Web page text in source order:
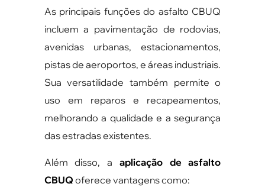
As principais funções do asfalto CBUQ
incluem a pavimentação de rodovias,
avenidas urbanas, estacionamentos,
pistas de aeroportos, e áreas industriais.
Sua versatilidade também permite o
uso em reparos e recapeamentos,
melhorando a qualidade e a segurança
das estradas existentes.
Além disso, a aplicação de asfalto
CBUQ oferece vantagens como: